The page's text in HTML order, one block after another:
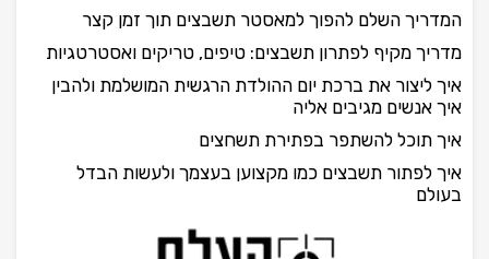
המדריך השלם להפוך למאסטר תשבצים תוך זמן קצר
מדריך מקיף לפתרון תשבצים: טיפים, טריקים ואסטרטגיות
איך ליצור את ברכת יום ההולדת הרגשית המושלמת ולהבין
איך אנשים מגיבים אליה
איך תוכל להשתפר בפתירת תשחצים
איך לפתור תשבצים כמו מקצוען בעצמך ולעשות הבדל
בעולם